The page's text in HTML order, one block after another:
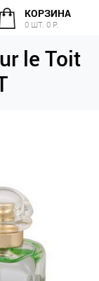
КОРЗИНА
0 ШТ. 0 Р.
le Toit